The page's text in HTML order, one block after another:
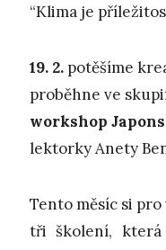
“Klima je
19. 2. potěšíme
proběhne ve
workshop
lektorky Anety
Tento měsíc si
tři školení, která